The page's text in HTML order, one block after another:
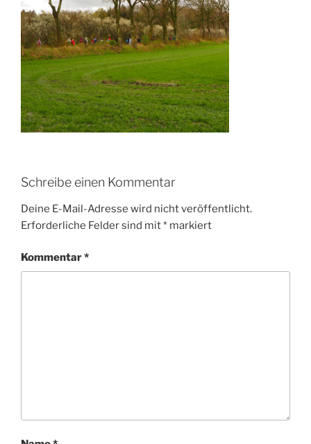
Schreibe einen Kommentar
Deine E-Mail-Adresse wird nicht veröffentlicht.
Erforderliche Felder sind mit* markiert
Kommentar*